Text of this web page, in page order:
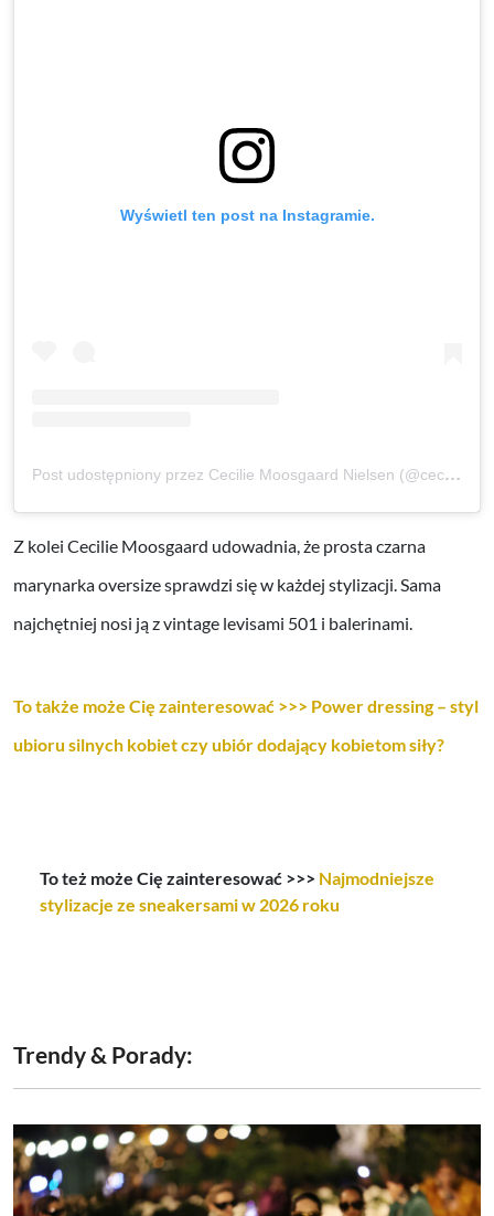
Wyświetl ten post na Instagramie.
Post udostępniony przez Cecilie Moosgaard Nielsen (@ceciliemoosgaard)
Z kolei Cecilie Moosgaard udowadnia, że prosta czarna
marynarka oversize sprawdzi się w każdej stylizacji. Sama
najchętniej nosi ją z vintage levisami 501 i balerinami.
To także może Cię zainteresować >>> Power dressing – styl
ubioru silnych kobiet czy ubiór dodający kobietom siły?
To też może Cię zainteresować >>> Najmodniejsze
stylizacje ze sneakersami w 2026 roku
Trendy & Porady: